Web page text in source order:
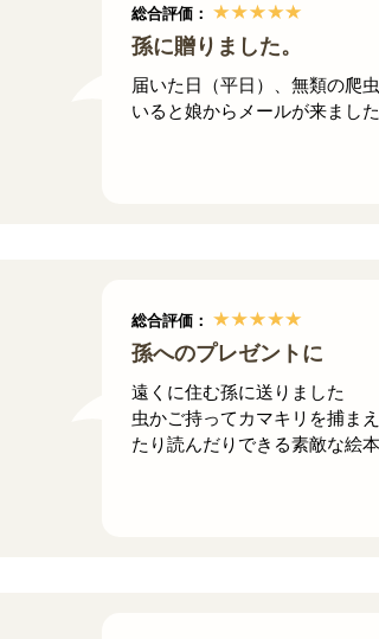
総合評価：
孫に贈りました。
届いた日（平日）、無類の爬
いると娘からメールが来ました
総合評価：
孫へのプレゼントに
遠くに住む孫に送りました
虫かご持ってカマキリを捕ま
たり読んだりできる素敵な絵